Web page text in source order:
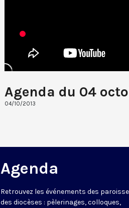
Agenda du 04
04/10/2013
Agenda
Retrouvez les événements des
des diocèses : pèlerinages, colloques,